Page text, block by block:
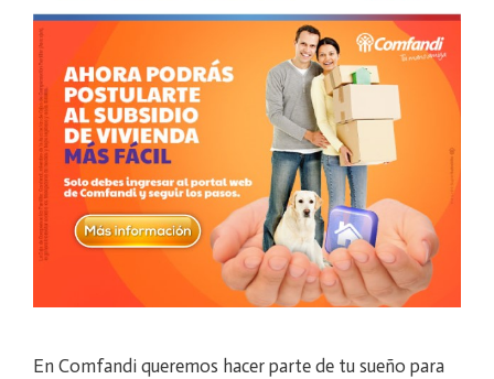
En Comfandi queremos hacer parte de tu sueño para